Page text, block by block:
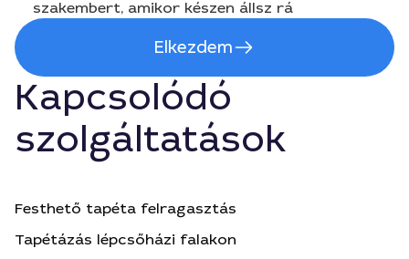
szakembert, amikor készen állsz rá
Elkezdem
Kapcsolódó
szolgáltatások
Festhető tapéta felragasztás
Tapétázás lépcsőházi falakon